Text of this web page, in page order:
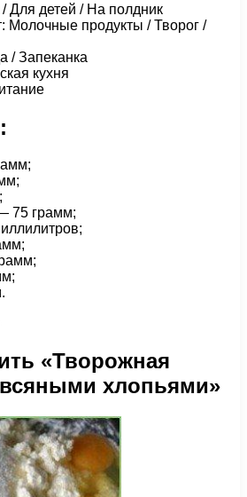
Для детей / На полдник
Молочные продукты / Творог /
/ Запеканка
кухня
75 грамм;
«Творожная
хлопьями»